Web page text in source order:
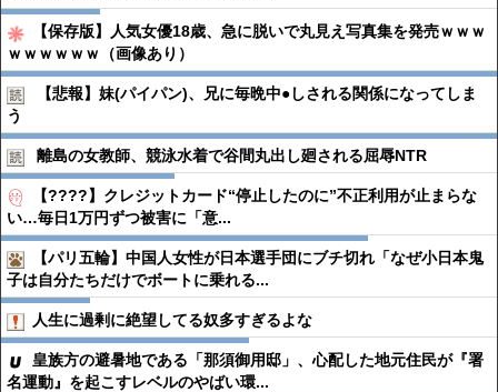
【保存版】人気女優18歳、急に脱いで丸見え写真集を発売ｗｗｗ
ｗｗｗｗｗｗ（画像あり）
【悲報】妹(パイパン)、兄に毎晩中●︎しされる関係になってしま
う
離島の女教師、競泳水着で谷間丸出し廻される屈辱NTR
【????】クレジットカード“停止したのに”不正利用が止まらな
い…毎日1万円ずつ被害に「意...
【パリ五輪】中国人女性が日本選手団にブチ切れ「なぜ小日本鬼
子は自分たちだけでボートに乗れる...
人生に過剰に絶望してる奴多すぎるよな
皇族方の避暑地である「那須御用邸」、心配した地元住民が『署
名運動』を起こすレベルのやばい環...